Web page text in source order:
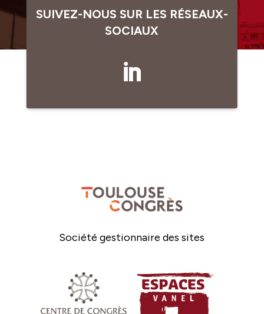
SUIVEZ-NOUS SUR LES RÉSEAUX-
SOCIAUX
Société gestionnaire des sites